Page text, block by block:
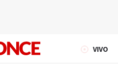
VIVO